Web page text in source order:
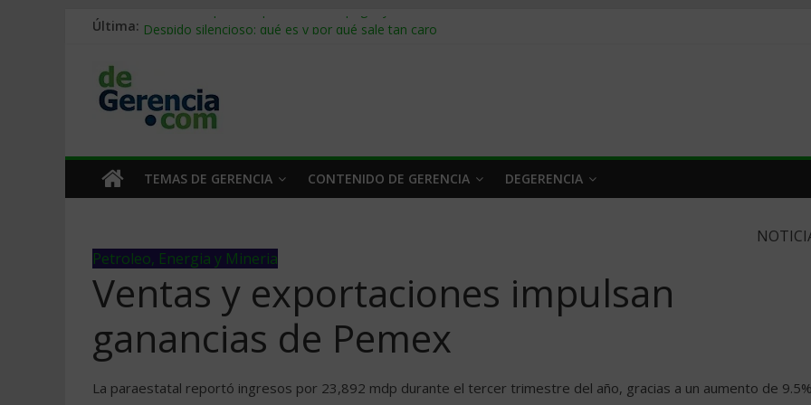
Última: Stablecoins para empresas: cómo pagar y cobrar en 2026
Trabajo forzoso en la cadena de suministro: qué hacer
Mercado hispano de EE. UU.: cómo segmentarlo y venderle
TEMAS DE GERENCIA CONTENIDO DE GERENCIA DEGERENCIA
Petroleo, Energia y Mineria
Ventas y exportaciones impulsan
ganancias de Pemex
La paraestatal reportó ingresos por 23,892 mdp durante el tercer trimestre del año, gracias a un aumento de